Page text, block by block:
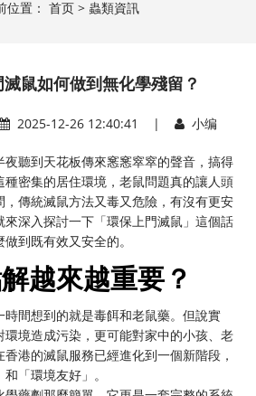
位置： 首页> 蟲類資訊
鼠如何做到無化學殘留？
2025-12-26 12:40:41 | 小编
聽到天花板傳來窸窸窣窣的聲音，搞得
密集的居住環境，老鼠問題真的讓人頭
傳統滅鼠方法又毒又危險，有沒有更安
深入探討一下「環保上門滅鼠」這個話
到既有效又安全的。
越來越重要？
間想到的就是毒餌和老鼠藥。但說實
境造成污染，更可能對家中的小孩、老
港的滅鼠服務已經進化到一個新階段，
「環境友好」。